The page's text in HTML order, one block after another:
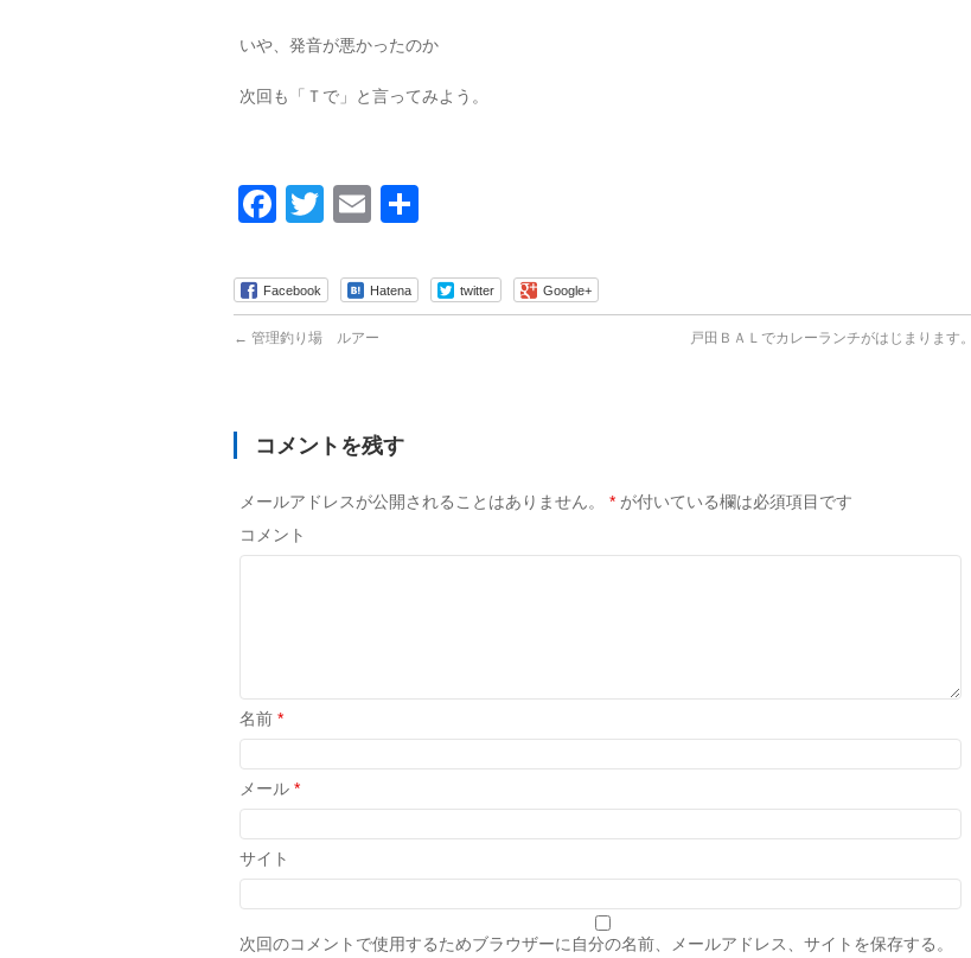
いや、発音が悪かったのか
次回も「Ｔで」と言ってみよう。
Facebook
TwitterEmail
Facebook Hatena twitter Google+
← 管理釣り場 ルアー 戸田ＢＡＬでカレーランチがはじまります。
コメントを残す
メールアドレスが公開されることはありません。 * が付いている欄は必須項目です
コメント
名前 *
メール *
サイト
次回のコメントで使用するためブラウザーに自分の名前、メールアドレス、サイトを保存する。